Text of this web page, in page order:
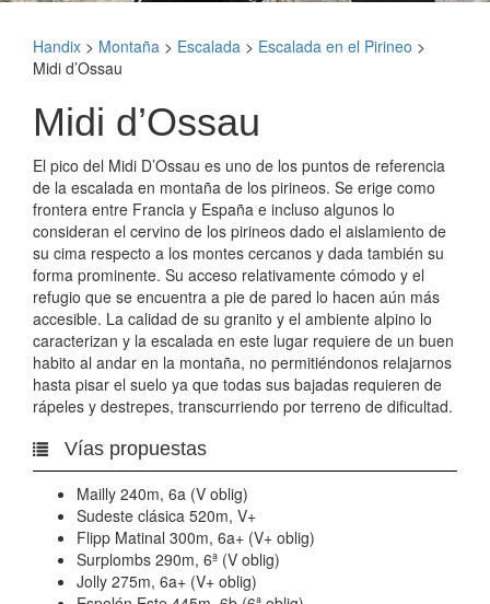
Handix > Montaña > Escalada > Escalada en el Pirineo >
Midi d’Ossau
Midi d’Ossau
El pico del Midi D’Ossau es uno de los puntos de referencia
de la escalada en montaña de los pirineos. Se erige como
frontera entre Francia y España e incluso algunos lo
consideran el cervino de los pirineos dado el aislamiento de
su cima respecto a los montes cercanos y dada también su
forma prominente. Su acceso relativamente cómodo y el
refugio que se encuentra a pie de pared lo hacen aún más
accesible. La calidad de su granito y el ambiente alpino lo
caracterizan y la escalada en este lugar requiere de un buen
habito al andar en la montaña, no permitiéndonos relajarnos
hasta pisar el suelo ya que todas sus bajadas requieren de
rápeles y destrepes, transcurriendo por terreno de dificultad.
Vías propuestas
Mailly 240m, 6a (V oblig)
Sudeste clásica 520m, V+
Flipp Matinal 300m, 6a+ (V+ oblig)
Surplombs 290m, 6ª (V oblig)
Jolly 275m, 6a+ (V+ oblig)